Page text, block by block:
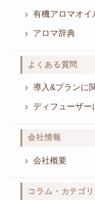
有機アロマオイ
アロマ辞典
よくある質問
導入&プランに
ディフューザー
会社情報
会社概要
コラム・カテゴリ